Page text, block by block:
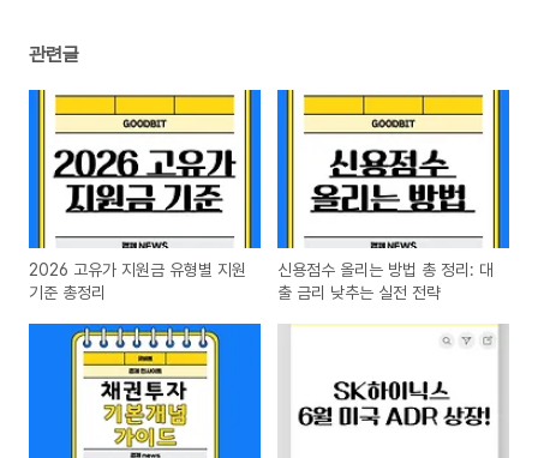
관련글
2026 고유가 지원금 유형별 지원
기준 총정리
신용점수 올리는 방법 총 정리: 대
출 금리 낮추는 실전 전략